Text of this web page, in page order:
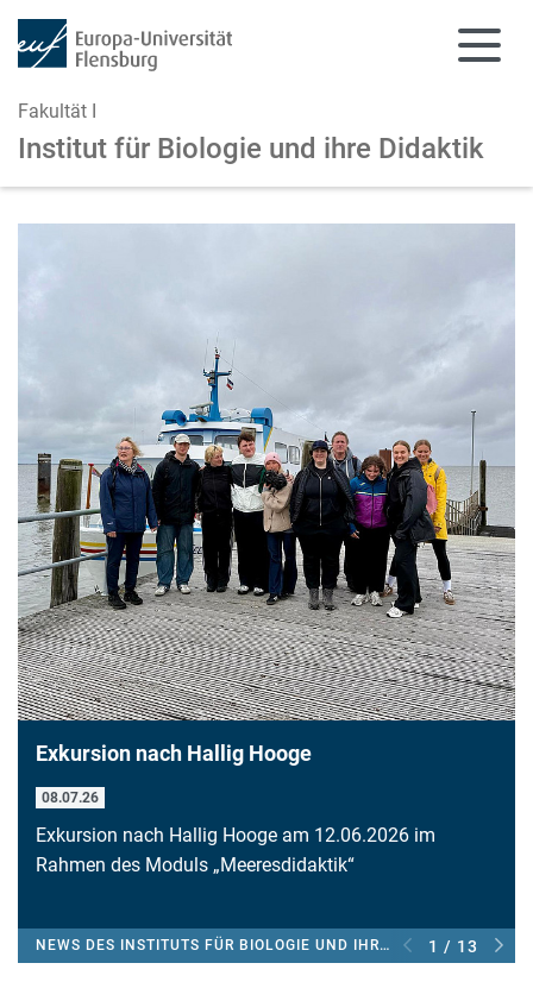
Fakultät I
Institut für Biologie und ihre Didaktik
Exkursion nach Hallig Hooge
08.07.26
Exkursion nach Hallig Hooge am 12.06.2026 im
Rahmen des Moduls „Meeresdidaktik“
NEWS DES INSTITUTS FÜR BIOLOGIE UND IHRE DIDAKTIK 1 / 13